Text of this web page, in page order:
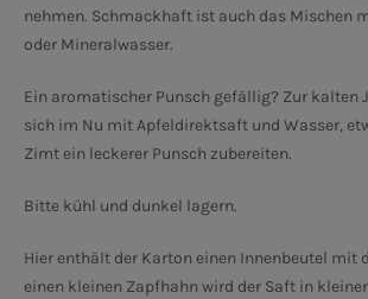
nehmen. Schmackhaft ist auch das Mischen
oder Mineralwasser.
Ein aromatischer Punsch gefällig? Zur kalten
sich im Nu mit Apfeldirektsaft und Wasser,
Zimt ein leckerer Punsch zubereiten.
Bitte kühl und dunkel lagern.
Hier enthält der Karton einen Innenbeutel mit
einen kleinen Zapfhahn wird der Saft in